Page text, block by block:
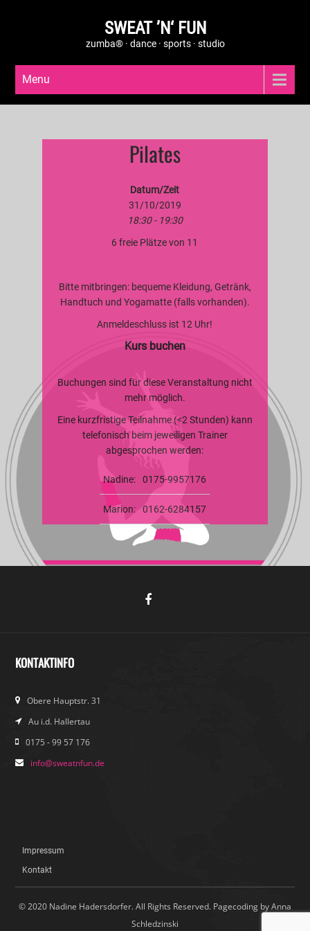
SWEAT ’N‘ FUN
zumba® · dance · sports · studio
Menu
Pilates
Datum/Zeit
31/10/2019
18:30 - 19:30
6 freie Plätze von 11
Bitte mitbringen: bequeme Kleidung, Getränk,
Handtuch und Yogamatte (falls vorhanden).
Anmeldeschluss ist 12 Uhr!
Kurs buchen
Buchungen sind für diese Veranstaltung nicht
mehr möglich.
Eine kurzfristige Teilnahme (<2 Stunden) kann
telefonisch beim jeweiligen Trainer
abgesprochen werden:
Nadine: 0175-9957176
Marion: 0162-6284157
KONTAKTINFO
Obere Hauptstr. 31
Au i.d. Hallertau
0175 - 99 57 176
info@sweatnfun.de
Impressum
Kontakt
© 2020 Nadine Hadersdorfer. All Rights Reserved. Pagecoding by Anna
Schledzinski